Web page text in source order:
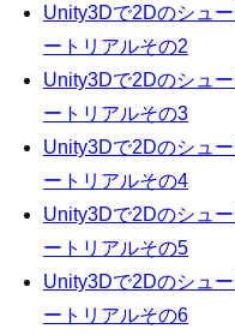
Unity3Dで2Dのシュ
ートリアルその2
Unity3Dで2Dのシュ
ートリアルその3
Unity3Dで2Dのシュ
ートリアルその4
Unity3Dで2Dのシュ
ートリアルその5
Unity3Dで2Dのシュ
ートリアルその6